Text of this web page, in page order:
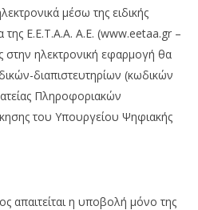
μέσω της ειδικής
της Ε.Ε.Τ.Α.Α. Α.Ε. (www.eetaa.gr –
ηλεκτρονική εφαρμογή θα
διαπιστευτηρίων (κωδικών
Πληροφοριακών
του Υπουργείου Ψηφιακής
απαιτείται η υποβολή μόνο της